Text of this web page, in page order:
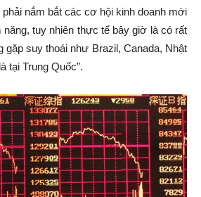
nắm bắt các cơ hội kinh doanh mới
tuy nhiên thực tế bây giờ là có rất
gặp suy thoái như Brazil, Canada, Nhật
tại Trung Quốc”.